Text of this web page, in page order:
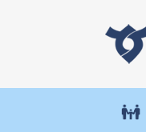
先
を